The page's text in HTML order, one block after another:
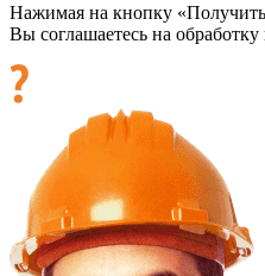
Нажимая на кнопку
Вы соглашаетесь на